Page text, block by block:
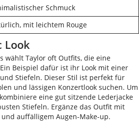
Schmuck
mit leichtem Rouge
Look
wählt Taylor oft Outfits, die eine
Beispiel dafür ist ihr Look mit einer
und Stiefeln. Dieser Stil ist perfekt für
und lässigen Konzertlook suchen. Um
eine gut sitzende Lederjacke
Stiefeln. Ergänze das Outfit mit
auffälligem Augen-Make-up.